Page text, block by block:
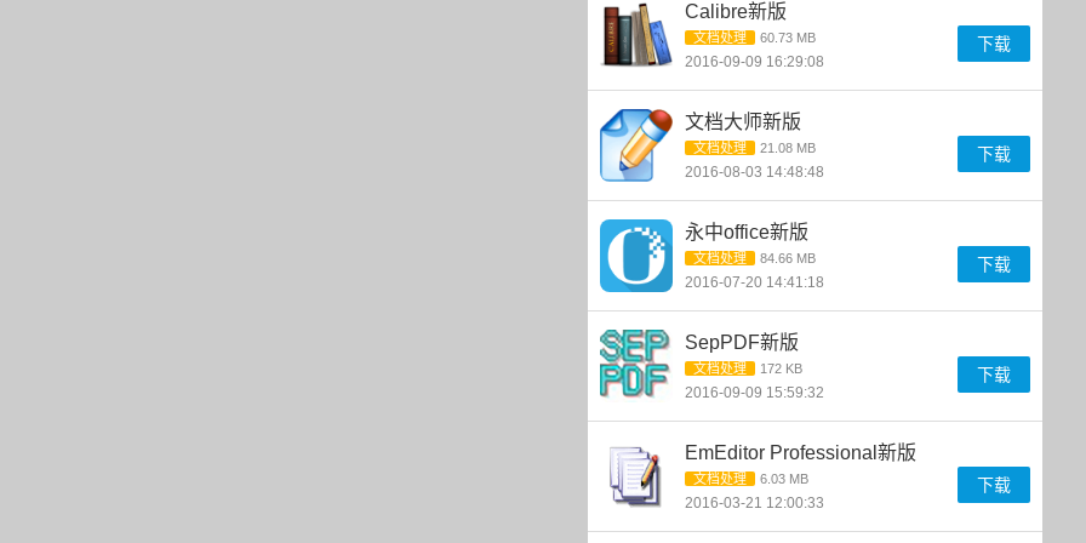
Calibre新版
文档处理 60.73 MB
2016-09-09 16:29:08
下载
文档大师新版
文档处理 21.08 MB
2016-08-03 14:48:48
下载
永中office新版
文档处理 84.66 MB
2016-07-20 14:41:18
下载
SepPDF新版
文档处理 172 KB
2016-09-09 15:59:32
下载
EmEditor Professional新版
文档处理 6.03 MB
2016-03-21 12:00:33
下载